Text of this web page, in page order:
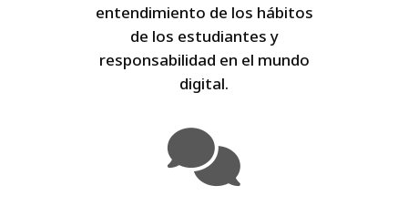
entendimiento de los hábitos
de los estudiantes y
responsabilidad en el mundo
digital.